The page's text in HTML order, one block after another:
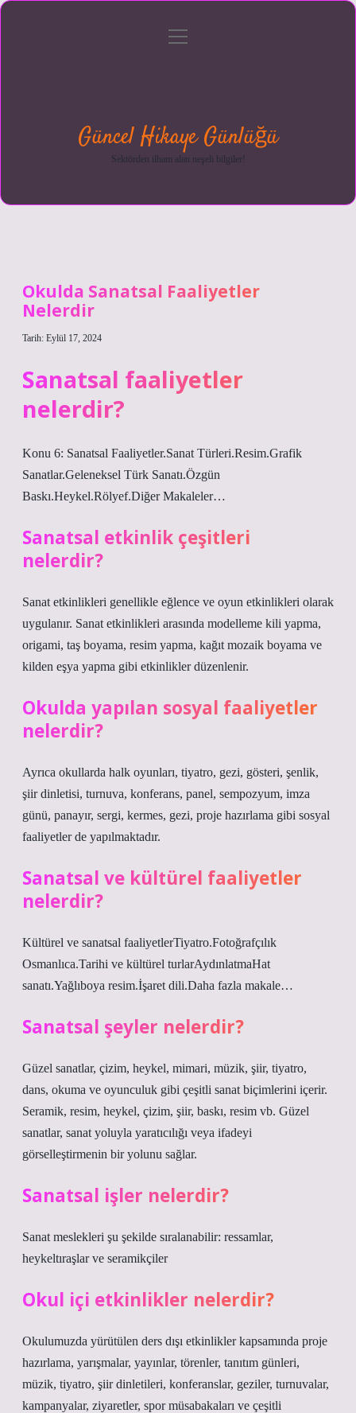
menüyü
Güncel Hikaye Günlüğü
Sektörden ilham alan neşeli bilgiler!
Okulda Sanatsal Faaliyetler
Nelerdir
Tarih: Eylül 17, 2024
Sanatsal faaliyetler
nelerdir?
Konu 6: Sanatsal Faaliyetler.Sanat Türleri.Resim.Grafik
Sanatlar.Geleneksel Türk Sanatı.Özgün
Baskı.Heykel.Rölyef.Diğer Makaleler…
Sanatsal etkinlik çeşitleri
nelerdir?
Sanat etkinlikleri genellikle eğlence ve oyun etkinlikleri olarak
uygulanır. Sanat etkinlikleri arasında modelleme kili yapma,
origami, taş boyama, resim yapma, kağıt mozaik boyama ve
kilden eşya yapma gibi etkinlikler düzenlenir.
Okulda yapılan sosyal faaliyetler
nelerdir?
Ayrıca okullarda halk oyunları, tiyatro, gezi, gösteri, şenlik,
şiir dinletisi, turnuva, konferans, panel, sempozyum, imza
günü, panayır, sergi, kermes, gezi, proje hazırlama gibi sosyal
faaliyetler de yapılmaktadır.
Sanatsal ve kültürel faaliyetler
nelerdir?
Kültürel ve sanatsal faaliyetlerTiyatro.Fotoğrafçılık​
Osmanlıca.Tarihi ve kültürel turlar​Aydınlatma​Hat
sanatı.Yağlıboya resim.İşaret dili.Daha fazla makale…
Sanatsal şeyler nelerdir?
Güzel sanatlar, çizim, heykel, mimari, müzik, şiir, tiyatro,
dans, okuma ve oyunculuk gibi çeşitli sanat biçimlerini içerir.
Seramik, resim, heykel, çizim, şiir, baskı, resim vb. Güzel
sanatlar, sanat yoluyla yaratıcılığı veya ifadeyi
görselleştirmenin bir yolunu sağlar.
Sanatsal işler nelerdir?
Sanat meslekleri şu şekilde sıralanabilir: ressamlar,
heykeltıraşlar ve seramikçiler
Okul içi etkinlikler nelerdir?
Okulumuzda yürütülen ders dışı etkinlikler kapsamında proje
hazırlama, yarışmalar, yayınlar, törenler, tanıtım günleri,
müzik, tiyatro, şiir dinletileri, konferanslar, geziler, turnuvalar,
kampanyalar, ziyaretler, spor müsabakaları ve çeşitli